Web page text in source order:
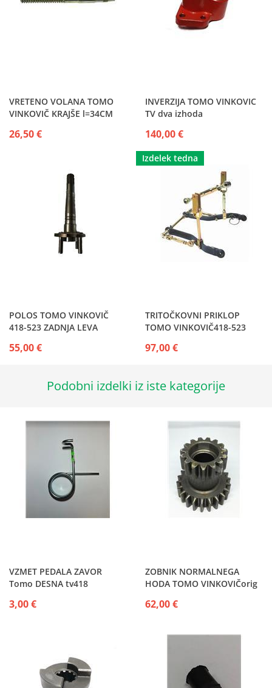
VRETENO VOLANA TOMO
VINKOVIČ KRAJŠE l=34CM
26,50 €
INVERZIJA TOMO VINKOVIC
TV dva izhoda
140,00 €
POLOS TOMO VINKOVIČ
418-523 ZADNJA LEVA
55,00 €
Izdelek tedna
TRITOČKOVNI PRIKLOP
TOMO VINKOVIČ418-523
97,00 €
Podobni izdelki iz iste kategorije
VZMET PEDALA ZAVOR
Tomo DESNA tv418
3,00 €
ZOBNIK NORMALNEGA
HODA TOMO VINKOVIČorig
62,00 €